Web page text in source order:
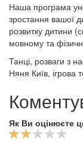
Наша програма
зростання вашої
розвитку дитини
мовному та
Танці, розваги з
Няня Київ, ігрова
Як Ви оцінюєте